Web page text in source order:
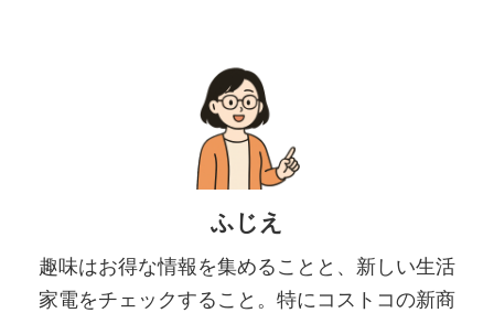
ふじえ
趣味はお得な情報を集めることと、新しい生活
家電をチェックすること。特にコストコの新商